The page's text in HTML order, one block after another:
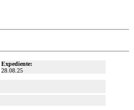
Expediente:
28.08.25